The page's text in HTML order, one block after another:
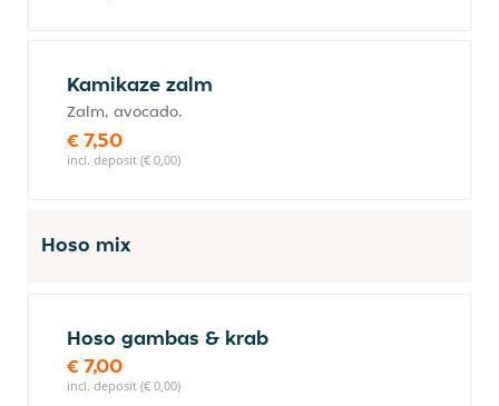
Kamikaze zalm
Zalm, avocado.
€ 7,50
incl. deposit (€ 0,00)
Hoso mix
Hoso gambas & krab
€ 7,00
incl. deposit (€ 0,00)